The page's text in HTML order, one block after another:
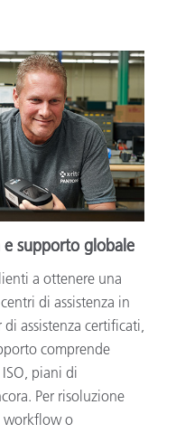
e supporto globale
a ottenere una
di assistenza in
assistenza certificati,
comprende
piani di
Per risoluzione
workflow o